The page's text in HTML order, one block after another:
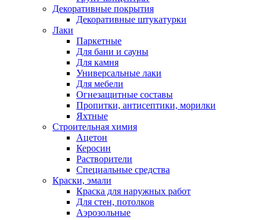
Декоративные покрытия
Декоративные штукатурки
Лаки
Паркетные
Для бани и сауны
Для камня
Универсальные лаки
Для мебели
Огнезащитные составы
Пропитки, антисептики, морилки
Яхтные
Строительная химия
Ацетон
Керосин
Растворители
Специальные средства
Краски, эмали
Краска для наружных работ
Для стен, потолков
Аэрозольные